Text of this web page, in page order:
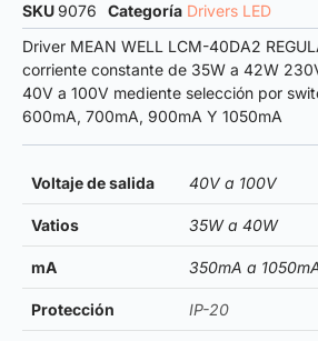
SKU9076 Categoría Drivers LED
Driver MEAN WELL LCM-40DA2
corriente constante de 35W a 42W
40V a 100V mediente selección por
600mA, 700mA, 900mA Y 1050mA
Voltaje de salida 40V a 100V
Vatios 35W a 40W
mA 350mA a
Protección IP-20